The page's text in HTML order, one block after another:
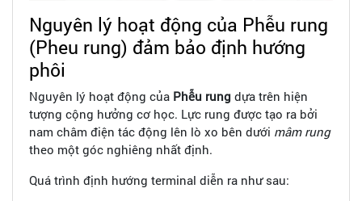
Nguyên lý hoạt động của Phễu rung
(Pheu rung) đảm bảo định hướng
phôi
Nguyên lý hoạt động của Phễu rung dựa trên hiện
tượng cộng hưởng cơ học. Lực rung được tạo ra bởi
nam châm điện tác động lên lò xo bên dưới mâm rung
theo một góc nghiêng nhất định.
Quá trình định hướng terminal diễn ra như sau: